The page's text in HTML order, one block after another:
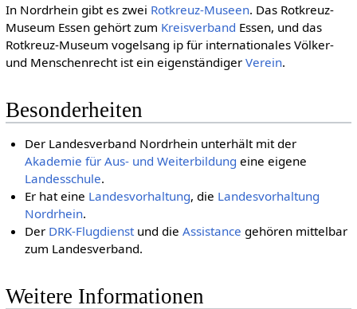
In Nordrhein gibt es zwei Rotkreuz-Museen. Das Rotkreuz-
Museum Essen gehört zum Kreisverband Essen, und das
Rotkreuz-Museum vogelsang ip für internationales Völker-
und Menschenrecht ist ein eigenständiger Verein.
Besonderheiten
Der Landesverband Nordrhein unterhält mit der
Akademie für Aus- und Weiterbildung eine eigene
Landesschule.
Er hat eine Landesvorhaltung, die Landesvorhaltung
Nordrhein.
Der DRK-Flugdienst und dieAssistance gehören mittelbar
zum Landesverband.
Weitere Informationen